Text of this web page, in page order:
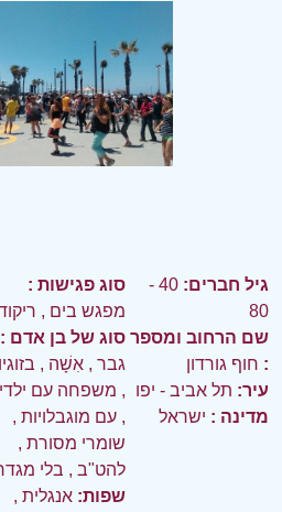
סוג פגישות :
מפגש בים ,
סוג של בן אדם :
גבר , אִשָׁה ,
, משפחה עם
, עם מוגבלויות ,
שומרי מסורת ,
להט"ב , בלי
שפות: אנגלית ,
גיל חברים:
40 -
80
שם הרחוב ומספר
: חוף גורדון
עיר: תל אביב - יפו
מדינה : ישראל